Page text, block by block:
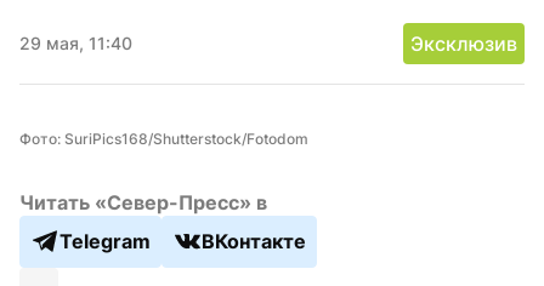
29 мая, 11:40 Эксклюзив
Фото: SuriPics168/Shutterstock/Fotodom
Читать «Север-Пресс» в
Telegram
ВКонтакте